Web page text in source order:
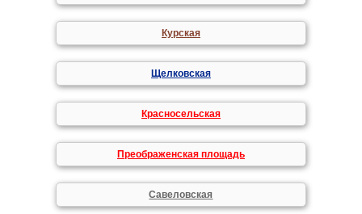
Курская
Щелковская
Красносельская
Преображенская площадь
Савеловская